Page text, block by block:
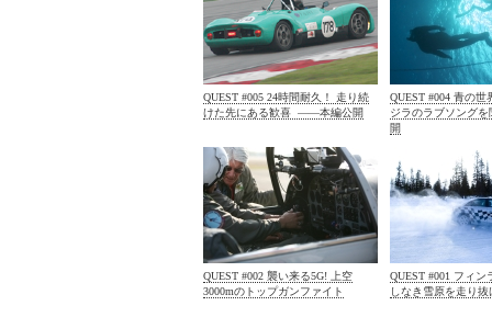
QUEST #005 24時間耐久！ 走り続
けた先にある歓喜 ――本編公開
QUEST #004 青の世
ジラのラブソング
開
QUEST #002 襲い来る5G! 上空
3000mのトップガンファイト
QUEST #001 フィン
しなき雪原を走り抜